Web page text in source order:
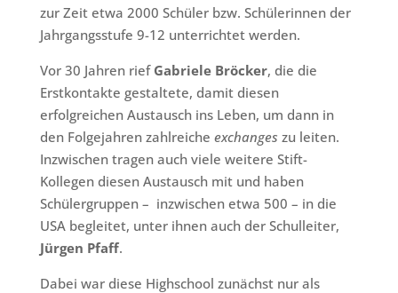
zur Zeit etwa 2000 Schüler bzw. Schülerinnen der
Jahrgangsstufe 9-12 unterrichtet werden.
Vor 30 Jahren riefGabriele Bröcker, die die
Erstkontakte gestaltete, damit diesen
erfolgreichen Austausch ins Leben, um dann in
den Folgejahren zahlreiche exchanges zu leiten.
Inzwischen tragen auch viele weitere Stift-
Kollegen diesen Austausch mit und haben
Schülergruppen – inzwischen etwa 500 – in die
USA begleitet, unter ihnen auch der Schulleiter,
Jürgen Pfaff.
Dabei war diese Highschool zunächst nur als